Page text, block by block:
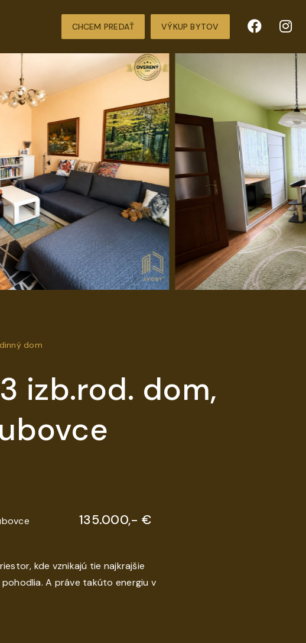
VÝKUP BYTOV
CHCEM PREDAŤ
dom
izb.rod. dom,
135.000,- €
kde vznikajú tie najkrajšie
A práve takúto energiu v